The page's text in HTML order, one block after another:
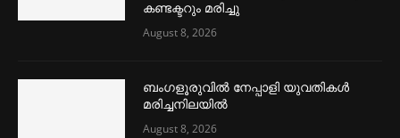
കണ്ടക്ട‌റും മരിച്ചു
August 8, 2026
ബംഗളൂരുവില്‍ നേപ്പാളി യുവതികള്‍
മരിച്ചനിലയില്‍
August 8, 2026